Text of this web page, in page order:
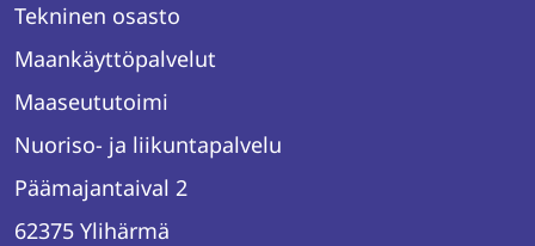
Tekninen osasto
Maankäyttöpalvelut
Maaseututoimi
Nuoriso- ja liikuntapalvelu
Päämajantaival 2
62375 Ylihärmä